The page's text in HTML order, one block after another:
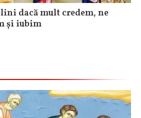
dacă mult credem, ne
și iubim